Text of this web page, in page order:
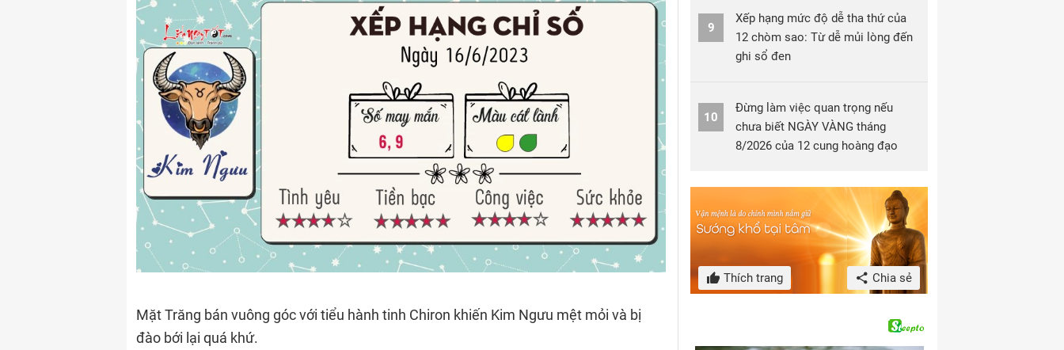
Mặt Trăng bán vuông góc với tiểu hành tinh Chiron khiến Kim Ngưu mệt mỏi và bị
đào bới lại quá khứ.
9
Xếp hạng mức độ dễ tha thứ của
12 chòm sao: Từ dễ mủi lòng đến
ghi sổ đen
10
Đừng làm việc quan trọng nếu
chưa biết NGÀY VÀNG tháng
8/2026 của 12 cung hoàng đạo
Thích trang Chia sẻ